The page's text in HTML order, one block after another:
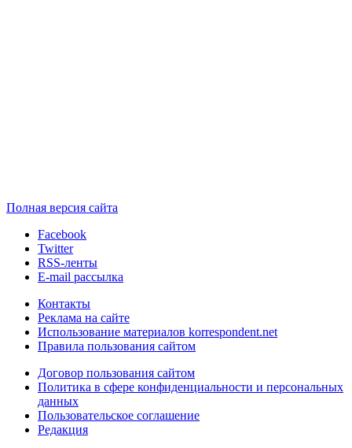
Полная версия сайта
Facebook
Twitter
RSS-ленты
E-mail рассылка
Контакты
Реклама на сайте
Использование материалов korrespondent.net
Правила пользования сайтом
Договор пользования сайтом
Политика в сфере конфиденциальности и персональных
данных
Пользовательское соглашение
Редакция